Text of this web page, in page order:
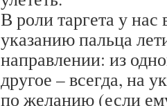
В роли таргета у
указанию пальца
направлении: из
другое – всегда, на
по желанию (если